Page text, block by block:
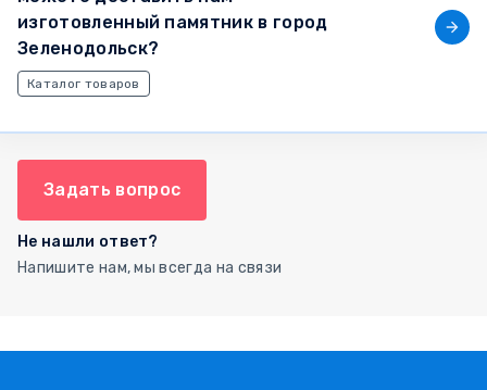
изготовленный памятник в город
Зеленодольск?
Каталог товаров
Задать вопрос
Не нашли ответ?
Напишите нам, мы всегда на связи